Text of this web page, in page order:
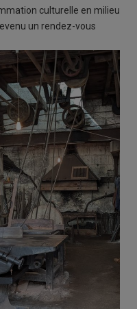
culturelle en milieu
un rendez-vous